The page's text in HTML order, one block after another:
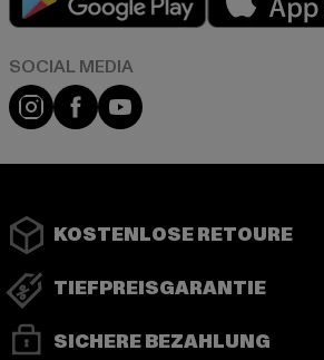
Instagram
FacebookYouTube
KOSTENLOSE RETOURE
TIEFPREISGARANTIE
SICHERE BEZAHLUNG